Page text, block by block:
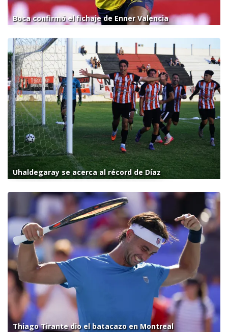
Boca confirmó el fichaje de Enner Valencia
Uhaldegaray se acerca al récord de Díaz
Thiago Tirante dio el batacazo en Montreal